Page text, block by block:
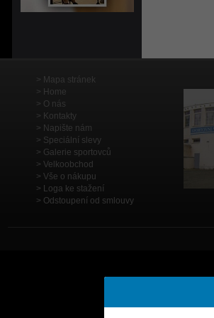
Mapa stránek
Home
O nás
Kontakty
Napište nám
Speciální slevy
Galerie sportovců
Velkoobchod
Vše o nákupu
Loga ke stažení
Odstoupení od smlouvy